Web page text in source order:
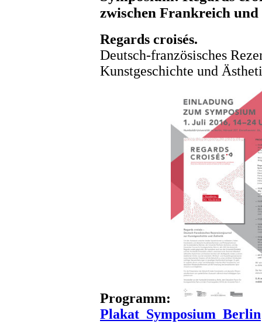
zwischen Frankreich
Regards croisés.
Deutsch-französisches
Kunstgeschichte und
Programm:
Plakat_Symposium_Berlin